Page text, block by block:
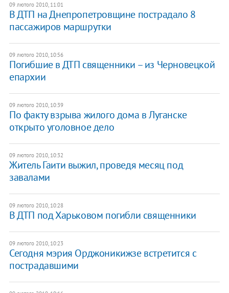
09 лютого 2010, 11:01
В ДТП на Днепропетровщине пострадало 8
пассажиров маршрутки
09 лютого 2010, 10:56
Погибшие в ДТП священники – из Черновецкой
епархии
09 лютого 2010, 10:39
По факту взрыва жилого дома в Луганске
открыто уголовное дело
09 лютого 2010, 10:32
Житель Гаити выжил, проведя месяц под
завалами
09 лютого 2010, 10:28
В ДТП под Харьковом погибли священники
09 лютого 2010, 10:23
Сегодня мэрия Орджоникижзе встретится с
пострадавшими